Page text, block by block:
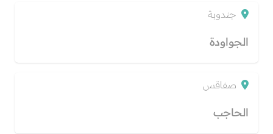
جندوبة
الجواودة
صفاقس
الحاجب